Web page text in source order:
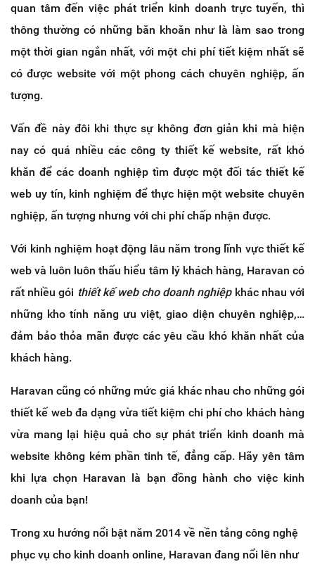
quan tâm đến việc phát triển kinh doanh trực tuyến, thì
thông thường có những băn khoăn như là làm sao trong
một thời gian ngắn nhất, với một chi phí tiết kiệm nhất sẽ
có được website với một phong cách chuyên nghiệp, ấn
tượng.
Vấn đề này đôi khi thực sự không đơn giản khi mà hiện
nay có quá nhiều các công ty thiết kế website, rất khó
khăn để các doanh nghiệp tìm được một đối tác thiết kế
web uy tín, kinh nghiệm để thực hiện một website chuyên
nghiệp, ấn tượng nhưng với chi phí chấp nhận được.
Với kinh nghiệm hoạt động lâu năm trong lĩnh vực thiết kế
web và luôn luôn thấu hiểu tâm lý khách hàng, Haravan có
rất nhiều gói thiết kế web cho doanh nghiệpkhác nhau với
những kho tính năng ưu việt, giao diện chuyên nghiệp,…
đảm bảo thỏa mãn được các yêu cầu khó khăn nhất của
khách hàng.
Haravan cũng có những mức giá khác nhau cho những gói
thiết kế web đa dạng vừa tiết kiệm chi phí cho khách hàng
vừa mang lại hiệu quả cho sự phát triển kinh doanh mà
website không kém phần tinh tế, đẳng cấp. Hãy yên tâm
khi lựa chọn Haravan là bạn đồng hành cho việc kinh
doanh của bạn!
Trong xu hướng nổi bật năm 2014 về nền tảng công nghệ
phục vụ cho kinh doanh online, Haravan đang nổi lên như